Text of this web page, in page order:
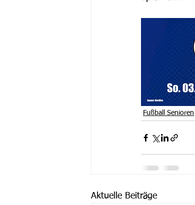
Fußball Senioren
Aktuelle Beiträge